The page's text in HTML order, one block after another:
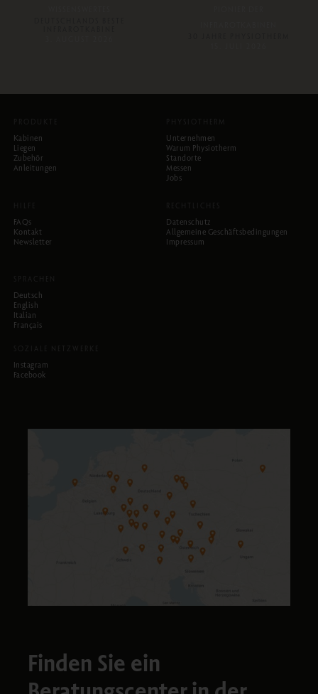
Kabinen
Liegen
Zubehör
Anleitungen
Unternehmen
Warum Physiotherm
Standorte
Messen
Jobs
FAQs
Kontakt
Newsletter
Datenschutz
Allgemeine Geschäftsbedingungen
Impressum
Deutsch
English
Italian
Français
SOZIALE NETZWERKE
Instagram
Facebook
Finden Sie ein